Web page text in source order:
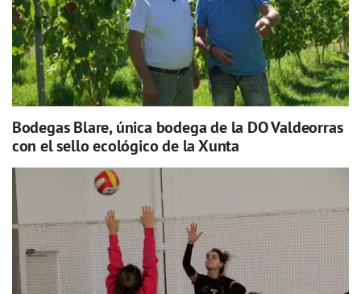
Bodegas Blare, única bodega de la DO Valdeorras
con el sello ecológico de la Xunta